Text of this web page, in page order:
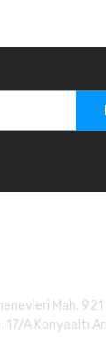
Mah. 921
17/A Konyaaltı